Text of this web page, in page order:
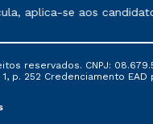
exposto no contrato de
aplica-se aos
reservados. CNPJ:
p. 252 Credenciamento